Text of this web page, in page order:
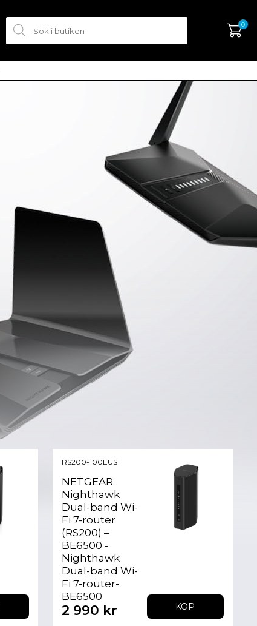
0
RS200-100EUS
NETGEAR
Nighthawk
Dual-band Wi-
Fi 7-router
(RS200) –
BE6500 -
Nighthawk
Dual-band Wi-
Fi 7-router-
BE6500
2 990 kr KÖP